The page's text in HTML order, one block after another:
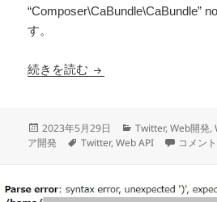
“Composer\CaBundle\CaBundle”
す。
続きを読む TwitterOAuthを利用す
投
稿
2023年5月29日
カ
テ
ー
Twitter,Web開発,
ア開発
タ
Twitter,Web API コメン